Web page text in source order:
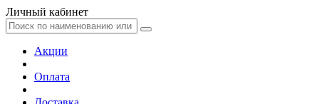
Личный кабинет
Акции
Оплата